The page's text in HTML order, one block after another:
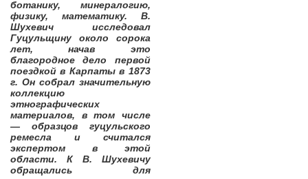
ботанику, минералогию,
физику, математику. В.
Шухевич исследовал
Гуцульщину около сорока
лет, начав это
благородное дело первой
поездкой в Карпаты в 1873
г. Он собрал значительную
коллекцию
этнографических
материалов, в том числе
— образцов гуцульского
ремесла и считался
экспертом в этой
области. К В. Шухевичу
обращались для